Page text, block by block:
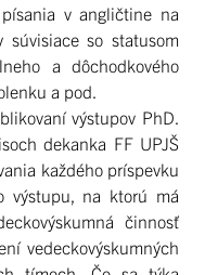
v angličtine na
so statusom
a dôchodkového
a pod.
výstupov PhD.
dekanka FF UPJŠ
každého príspevku
výstupu, na ktorú má
činnosť
vedeckovýskumných